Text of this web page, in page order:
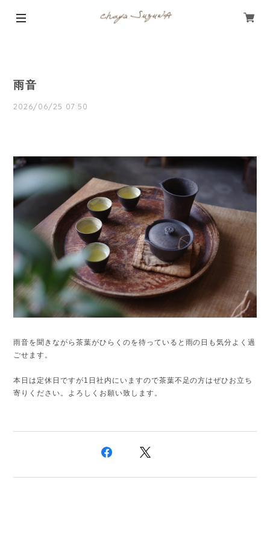
雨音
2026/06/25 07:50
雨音を聞きながら茶葉がひらくのを待っていると雨の日も気分よく過
ごせます。
本日は定休日ですが1日社内にいますので茶葉不足の方はぜひお立ち
寄りください。よろしくお願い致します。